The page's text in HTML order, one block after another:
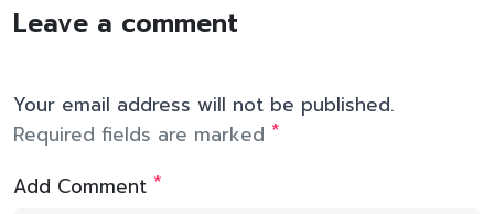
Leave a comment
Your email address will not be published.
Required fields are marked *
Add Comment *